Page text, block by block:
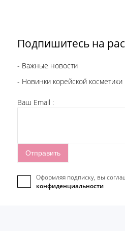
Подпишитесь на
- Важные новости
- Новинки корейской косметики
Ваш Email :
Оформляя подписку, вы
конфиденциальности